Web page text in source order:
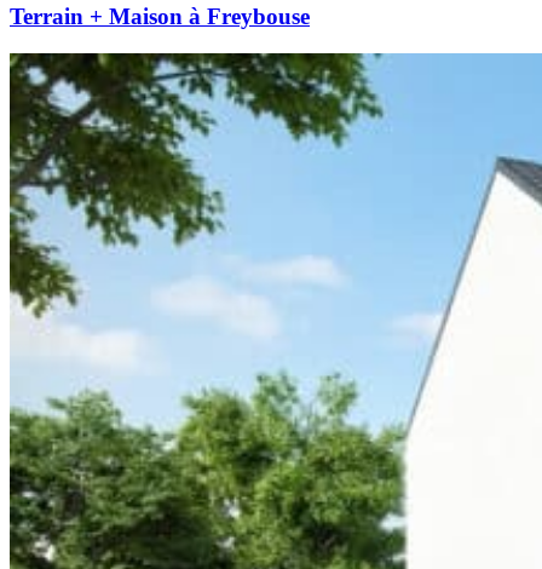
Terrain + Maison à Freybouse